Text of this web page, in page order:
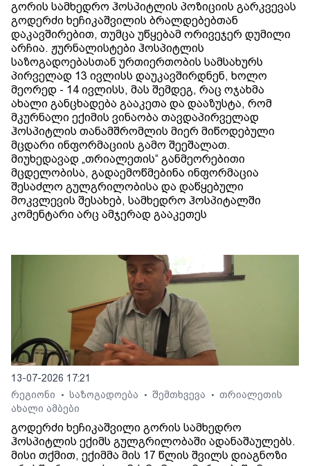
გორის სამხედრო ჰოსპიტლის პოზიციის გარკვევას
გოდერძი ხეჩიკაშვილის ბრალდებებთან
დაკავშირებით, თუმცა უწყებამ ორივეჯერ დუმილი
არჩია. ჟურნალისტები ჰოსპიტლის
საზოგადოებასთან ურთიერთობის სამსახურს
პირველად 13 ივლისს დაუკავშირდნენ, ხოლო
მეორედ - 14 ივლისს, მას შემდეგ, რაც ოჯახმა
ახალი განცხადება გააკეთა და დააზუსტა, რომ
მკურნალი ექიმის ვინაობა თავდაპირველად
ჰოსპიტლის თანამშრომლის მიერ მიწოდებული
მცდარი ინფორმაციის გამო შეეშალათ.
მიუხედავად „თრიალეთის“ განმეორებითი
მცდელობისა, გადაემოწმებინა ინფორმაცია
შესაძლო გულგრილობისა და დაწყებული
მოკვლევის შესახებ, სამხედრო ჰოსპიტალში
კომენტარი არც ამჯერად გააკეთეს
13-07-2026 17:21
რეგიონი
• საზოგადოება • შემთხვევა • თრიალეთის
ახალი ამბები
გოდერძი ხეჩიკაშვილი გორის სამხედრო
ჰოსპიტლის ექიმს გულგრილობაში ადანაშაულებს.
მისი თქმით, ექიმმა მის 17 წლის შვილს დიაგნოზი